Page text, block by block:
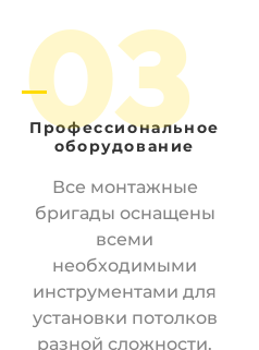
03
Профессиональное
оборудование
Все монтажные
бригады оснащены
всеми
необходимыми
инструментами для
установки потолков
разной сложности.